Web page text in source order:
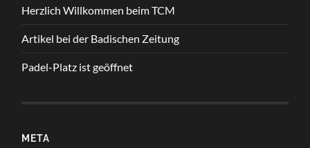
Herzlich Willkommen beim TCM
Artikel bei der Badischen Zeitung
Padel-Platz ist geöffnet
META